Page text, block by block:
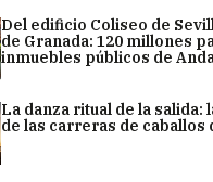
Del edificio Coliseo de
de Granada: 120 millones
inmuebles públicos de
La danza ritual de la salida:
de las carreras de caballos